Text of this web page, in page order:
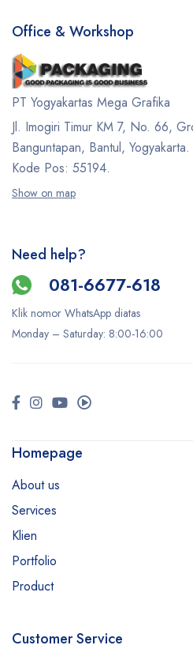
Office & Workshop
PT Yogyakartas Mega Grafika
Jl. Imogiri Timur KM 7, No. 66,
Banguntapan, Bantul,
Kode Pos: 55194.
Show on map
Need help?
081-6677-618
Klik nomor WhatsApp diatas
Monday – Saturday: 8:00-16:00
Homepage
About us
Services
Klien
Portfolio
Product
Customer Service